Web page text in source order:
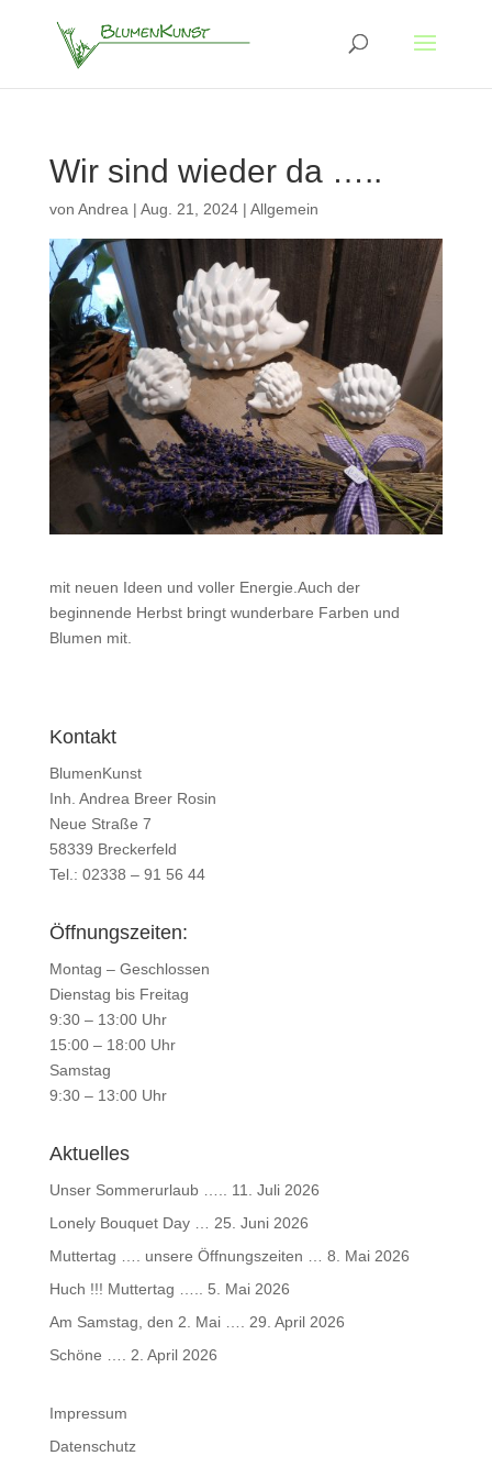
Wir sind wieder da …..
von Andrea | Aug. 21, 2024| Allgemein
mit neuen Ideen und voller Energie.Auch der
beginnende Herbst bringt wunderbare Farben und
Blumen mit.
Kontakt
BlumenKunst
Inh. Andrea Breer Rosin
Neue Straße 7
58339 Breckerfeld
Tel.: 02338 – 91 56 44
Öffnungszeiten:
Montag – Geschlossen
Dienstag bis Freitag
9:30 – 13:00 Uhr
15:00 – 18:00 Uhr
Samstag
9:30 – 13:00 Uhr
Aktuelles
Unser Sommerurlaub …..
11. Juli 2026
Lonely Bouquet Day …
25. Juni 2026
Muttertag …. unsere Öffnungszeiten …
8. Mai 2026
Huch !!! Muttertag …..
5. Mai 2026
Am Samstag, den 2. Mai ….
29. April 2026
Schöne ….
2. April 2026
Impressum
Datenschutz